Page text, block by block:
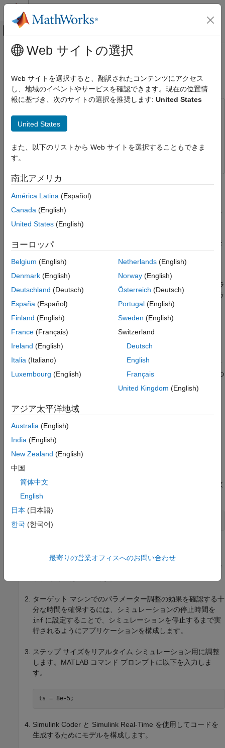
コンテンツへスキップ
オフキャンバス ナビゲーション メ
ドキュメンテーションのホーム
Simscape
Simscape リアルタイム シミュレーション
項目一覧
展開のための Simscape モデルの構成
リアルタイム ターゲット マシンへのモデル
の展開
Simulink Real-Time エクスプローラーを使用
メインコンテンツ
ターゲット ハードウェア上でのパ
ラメーター値の変更
SimscapeSimscape
Simulink Real-Time Simulink Real-Time
この例では、次のような操作方法を説明します。
Simscape™ モデルを構成して、信号の可視化と Simscape
実行時パラメーターへの変更をサポートするコードを生成し
ます。
Simulink
を使用して、モ
デルの実行可能バージョンをリアルタイム ターゲット マシ
ンに展開します。
Simulink Real-Time
エクスプローラ
ーを使用して、ターゲット マシン上の Simscape 実行時パラ
メーターの値を変更し、パラメーター変更の効果を確認しま
す。
前提条件
この例では、開発用コンピューターとリアルタイム ターゲット
マシンの間にアクティブな接続が必要です。開発用コンピュータ
ーを構成し、ターゲット ハードウェアに接続する方法の詳細につ
Get Started with Simulink Real-Time
(Simulink Real-
展開のためのSimscapeモデルの構成
開発用コンピューターでリアルタイム ターゲット マシン上のパ
ラメーター値を変更できるようにするには、Simscape モデルの
Simscape ランタイムおよびコード生成パラメーターを構成しま
参照モデルを開くには、MATLAB
コマンド プロンプトで次
を入力します。
ssc_resistive_ac_circuit
が MATLAB ワークスペースに読み込まれます。ピーク電圧
は 10 Ω、ステ
ターゲット マシンでのパラメーター調整の効果を確認する十
分な時間を確保するには、シミュレーションの停止時間を
inf に設定することで、シミュレーションを停止するまで実
行されるようにアプリケーションを構成します。
ステップ サイズをリアルタイム シミュレーション用に調整
します。MATLAB コマンド プロンプトに以下を入力しま
す。
ts = 8e-5;
Simulink Coder と Simulink Real-Time を使用してコードを
生成するためにモデルを構成します。
Web サイトの選択
Web サイトを選択すると、翻訳されたコンテンツにアクセス
し、地域のイベントやサービスを確認できます。現在の位置情
報に基づき、次のサイトの選択を推奨します: United States
United States
また、以下のリストから Web サイトを選択することもできま
す。
南北アメリカ
América Latina (Español)
Canada (English)
United States (English)
ヨーロッパ
Belgium (English)
Denmark (English)
Deutschland (Deutsch)
España (Español)
Finland (English)
France (Français)
Ireland (English)
Italia (Italiano)
Luxembourg (English)
Netherlands(English)
Norway(English)
Österreich (Deutsch)
Portugal(English)
Sweden (English)
Switzerland
Deutsch
English
Français
United Kingdom (English)
アジア太平洋地域
Australia (English)
India (English)
New Zealand (English)
中国
简体中文
English
日本 (日本語)
한국 (한국어)
最寄りの営業オフィスへのお問い合わせ